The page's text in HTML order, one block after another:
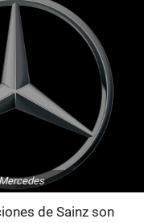
de Sainz son